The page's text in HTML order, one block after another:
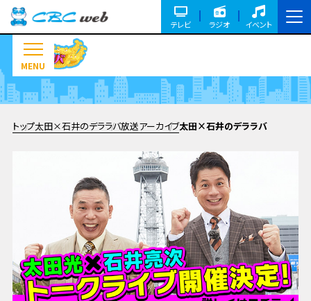
テレビ ラジオ イベント
MENU
トップ太田×石井のデララバ放送アーカイブ太田×石井のデララバ